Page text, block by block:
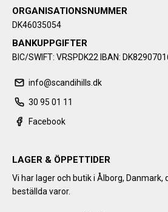
ORGANISATIONSNUMMER
DK46035054
BANKUPPGIFTER
BIC/SWIFT: VRSPDK22 IBAN:
info@scandihills.dk
30 95 01 11
Facebook
LAGER & ÖPPETTIDER
Vi har lager och butik i Ålborg, Danmark,
beställda varor.